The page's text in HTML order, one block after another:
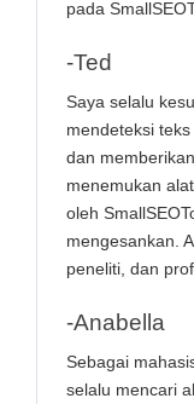
pada
-Ted
Saya selalu
mendeteksi
dan
menemukan
oleh
mengesankan.
peneliti, dan
-Anabella
Sebagai
selalu mencari